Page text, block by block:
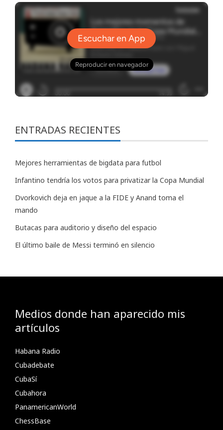
ENTRADAS RECIENTES
Mejores herramientas de bigdata para futbol
Infantino tendría los votos para privatizar la Copa Mundial
Dvorkovich deja en jaque a la FIDE y Anand toma el
mando
Butacas para auditorio y diseño del espacio
El último baile de Messi terminó en silencio
Medios donde han aparecido mis
artículos
Habana Radio
Cubadebate
CubaSí
Cubahora
PanamericanWorld
ChessBase